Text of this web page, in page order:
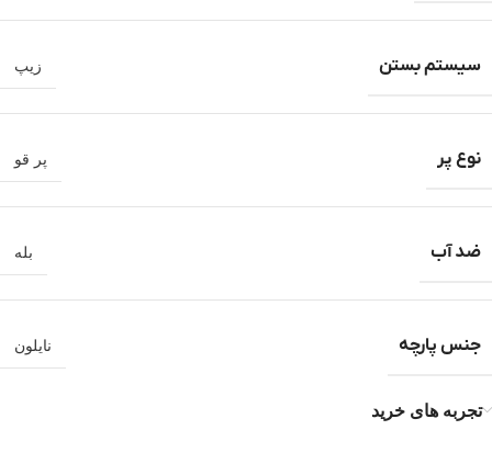
سیستم بستن زیپ
نوع پر پر قو
ضد آب بله
جنس پارچه نایلون
تجربه های خرید